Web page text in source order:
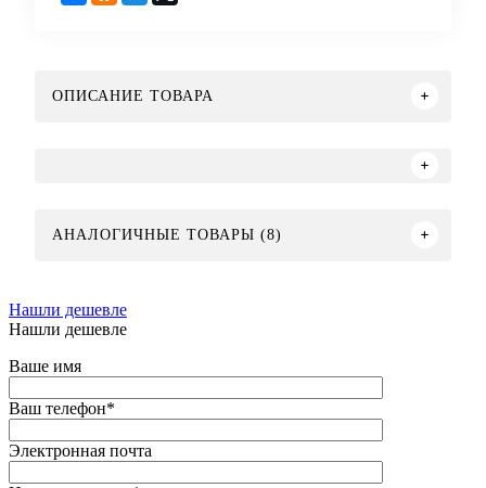
ОПИСАНИЕ ТОВАРА
АНАЛОГИЧНЫЕ ТОВАРЫ (8)
Нашли дешевле
Нашли дешевле
Ваше имя
Ваш телефон*
Электронная почта